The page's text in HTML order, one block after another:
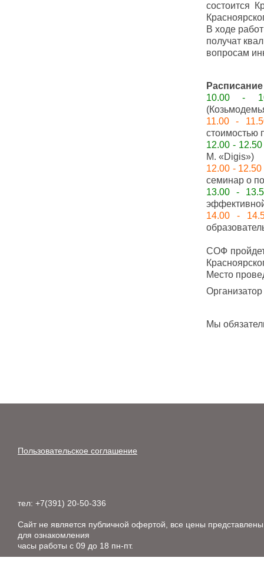
состоится
В ходе
получат
вопросам
10.00 -
11.00 -
стоимостью
12.00 - 12.50
М. «Digis»)
12.00 - 12.50
семинар о
13.00 -
14.00 -
СОФ
Место
Мы
Пользовательское соглашение
тел: +7(391) 20-50-336
Сайт не является публичной офертой, все цены представлены
для ознакомления
часы работы с 09 до 18 пн-пт.